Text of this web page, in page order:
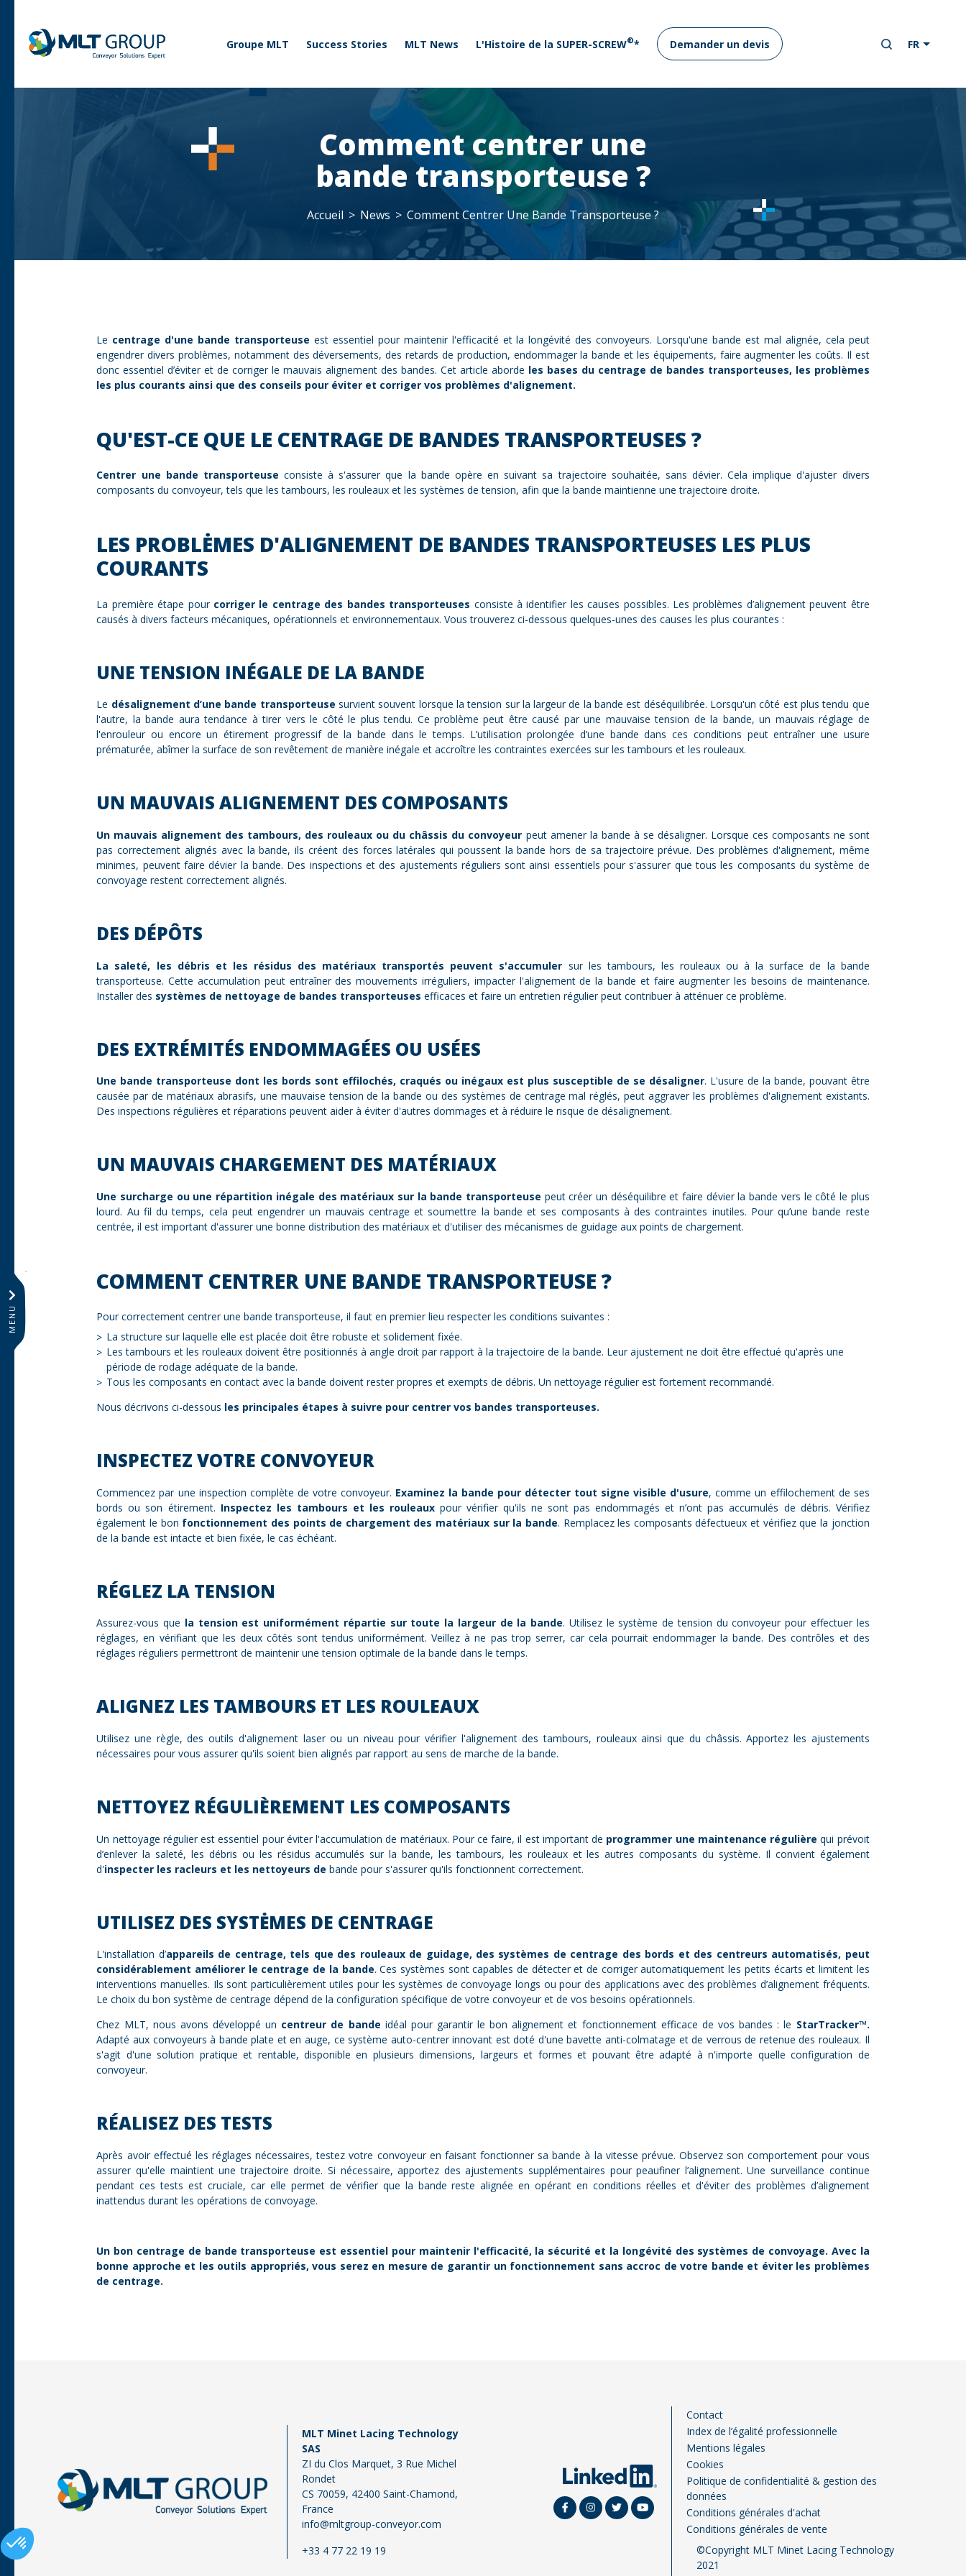
FR
Groupe MLT Success Stories MLT News L'Histoire de la SUPER-SCREW®* Demander un devis
MENU
Comment centrer une
bande transporteuse ?
Accueil News Comment Centrer Une Bande Transporteuse ?
Le centrage d'une bande transporteuse est essentiel pour maintenir l'efficacité et la longévité des convoyeurs. Lorsqu'une bande est mal alignée, cela peut
engendrer divers problèmes, notamment des déversements, des retards de production, endommager la bande et les équipements, faire augmenter les coûts. Il est
donc essentiel d’éviter et de corriger le mauvais alignement des bandes. Cet article aborde les bases du centrage de bandes transporteuses, les problèmes
les plus courants ainsi que des conseils pour éviter et corriger vos problèmes d'alignement.
QU'EST-CE QUE LE CENTRAGE DE BANDES TRANSPORTEUSES ?
Centrer une bande transporteuse consiste à s'assurer que la bande opère en suivant sa trajectoire souhaitée, sans dévier. Cela implique d'ajuster divers
composants du convoyeur, tels que les tambours, les rouleaux et les systèmes de tension, afin que la bande maintienne une trajectoire droite.
LES PROBLĖMES D'ALIGNEMENT DE BANDES TRANSPORTEUSES LES PLUS
COURANTS
La première étape pour corriger le centrage des bandes transporteuses consiste à identifier les causes possibles. Les problèmes d’alignement peuvent être
causés à divers facteurs mécaniques, opérationnels et environnementaux. Vous trouverez ci-dessous quelques-unes des causes les plus courantes :
UNE TENSION INÉGALE DE LA BANDE
Le désalignement d’une bande transporteuse survient souvent lorsque la tension sur la largeur de la bande est déséquilibrée. Lorsqu'un côté est plus tendu que
l'autre, la bande aura tendance à tirer vers le côté le plus tendu. Ce problème peut être causé par une mauvaise tension de la bande, un mauvais réglage de
l'enrouleur ou encore un étirement progressif de la bande dans le temps. L’utilisation prolongée d’une bande dans ces conditions peut entraîner une usure
prématurée, abîmer la surface de son revêtement de manière inégale et accroître les contraintes exercées sur les tambours et les rouleaux.
UN MAUVAIS ALIGNEMENT DES COMPOSANTS
Un mauvais alignement des tambours, des rouleaux ou du châssis du convoyeur peut amener la bande à se désaligner. Lorsque ces composants ne sont
pas correctement alignés avec la bande, ils créent des forces latérales qui poussent la bande hors de sa trajectoire prévue. Des problèmes d'alignement, même
minimes, peuvent faire dévier la bande. Des inspections et des ajustements réguliers sont ainsi essentiels pour s'assurer que tous les composants du système de
convoyage restent correctement alignés.
DES DÉPÔTS
La saleté, les débris et les résidus des matériaux transportés peuvent s'accumuler sur les tambours, les rouleaux ou à la surface de la bande
transporteuse. Cette accumulation peut entraîner des mouvements irréguliers, impacter l'alignement de la bande et faire augmenter les besoins de maintenance.
Installer des systèmes de nettoyage de bandes transporteuses efficaces et faire un entretien régulier peut contribuer à atténuer ce problème.
DES EXTRÉMITÉS ENDOMMAGÉES OU USÉES
Une bande transporteuse dont les bords sont effilochés, craqués ou inégaux est plus susceptible de se désaligner. L'usure de la bande, pouvant être
causée par de matériaux abrasifs, une mauvaise tension de la bande ou des systèmes de centrage mal réglés, peut aggraver les problèmes d'alignement existants.
Des inspections régulières et réparations peuvent aider à éviter d'autres dommages et à réduire le risque de désalignement.
UN MAUVAIS CHARGEMENT DES MATÉRIAUX
Une surcharge ou une répartition inégale des matériaux sur la bande transporteuse peut créer un déséquilibre et faire dévier la bande vers le côté le plus
lourd. Au fil du temps, cela peut engendrer un mauvais centrage et soumettre la bande et ses composants à des contraintes inutiles. Pour qu’une bande reste
centrée, il est important d'assurer une bonne distribution des matériaux et d'utiliser des mécanismes de guidage aux points de chargement.
COMMENT CENTRER UNE BANDE TRANSPORTEUSE ?
Pour correctement centrer une bande transporteuse, il faut en premier lieu respecter les conditions suivantes :
La structure sur laquelle elle est placée doit être robuste et solidement fixée.
Les tambours et les rouleaux doivent être positionnés à angle droit par rapport à la trajectoire de la bande. Leur ajustement ne doit être effectué qu'après une
période de rodage adéquate de la bande.
Tous les composants en contact avec la bande doivent rester propres et exempts de débris. Un nettoyage régulier est fortement recommandé.
Nous décrivons ci-dessous les principales étapes à suivre pour centrer vos bandes transporteuses.
INSPECTEZ VOTRE CONVOYEUR
Commencez par une inspection complète de votre convoyeur. Examinez la bande pour détecter tout signe visible d'usure, comme un effilochement de ses
bords ou son étirement. Inspectez les tambours et les rouleauxpour vérifier qu'ils ne sont pas endommagés et n’ont pas accumulés de débris. Vérifiez
également le bon fonctionnement des points de chargement des matériaux sur la bande. Remplacez les composants défectueux et vérifiez que la jonction
de la bande est intacte et bien fixée, le cas échéant.
RÉGLEZ LA TENSION
Assurez-vous que la tension est uniformément répartie sur toute la largeur de la bande. Utilisez le système de tension du convoyeur pour effectuer les
réglages, en vérifiant que les deux côtés sont tendus uniformément. Veillez à ne pas trop serrer, car cela pourrait endommager la bande. Des contrôles et des
réglages réguliers permettront de maintenir une tension optimale de la bande dans le temps.
ALIGNEZ LES TAMBOURS ET LES ROULEAUX
Utilisez une règle, des outils d'alignement laser ou un niveau pour vérifier l'alignement des tambours, rouleaux ainsi que du châssis. Apportez les ajustements
nécessaires pour vous assurer qu'ils soient bien alignés par rapport au sens de marche de la bande.
NETTOYEZ RÉGULIÈREMENT LES COMPOSANTS
Un nettoyage régulier est essentiel pour éviter l'accumulation de matériaux. Pour ce faire, il est important de programmer une maintenance régulière qui prévoit
d’enlever la saleté, les débris ou les résidus accumulés sur la bande, les tambours, les rouleaux et les autres composants du système. Il convient également
d'inspecter les racleurs et les nettoyeurs debande pour s'assurer qu'ils fonctionnent correctement.
UTILISEZ DES SYSTĖMES DE CENTRAGE
L'installation d’appareils de centrage, tels que des rouleaux de guidage, des systèmes de centrage des bords et des centreurs automatisés, peut
considérablement améliorer le centrage de la bande. Ces systèmes sont capables de détecter et de corriger automatiquement les petits écarts et limitent les
interventions manuelles. Ils sont particulièrement utiles pour les systèmes de convoyage longs ou pour des applications avec des problèmes d’alignement fréquents.
Le choix du bon système de centrage dépend de la configuration spécifique de votre convoyeur et de vos besoins opérationnels.
Chez MLT, nous avons développé un centreur de bande idéal pour garantir le bon alignement et fonctionnement efficace de vos bandes : le StarTracker™.
Adapté aux convoyeurs à bande plate et en auge, ce système auto-centrer innovant est doté d'une bavette anti-colmatage et de verrous de retenue des rouleaux. Il
s'agit d'une solution pratique et rentable, disponible en plusieurs dimensions, largeurs et formes et pouvant être adapté à n'importe quelle configuration de
convoyeur.
RÉALISEZ DES TESTS
Après avoir effectué les réglages nécessaires, testez votre convoyeur en faisant fonctionner sa bande à la vitesse prévue. Observez son comportement pour vous
assurer qu'elle maintient une trajectoire droite. Si nécessaire, apportez des ajustements supplémentaires pour peaufiner l’alignement. Une surveillance continue
pendant ces tests est cruciale, car elle permet de vérifier que la bande reste alignée en opérant en conditions réelles et d'éviter des problèmes d’alignement
inattendus durant les opérations de convoyage.
Un bon centrage de bande transporteuse est essentiel pour maintenir l'efficacité, la sécurité et la longévité des systèmes de convoyage. Avec la
bonne approche et les outils appropriés, vous serez en mesure de garantir un fonctionnement sans accroc de votre bande et éviter les problèmes
de centrage.
MLT Minet Lacing Technology
SAS
ZI du Clos Marquet, 3 Rue Michel
Rondet
CS 70059, 42400 Saint-Chamond,
France
info@mltgroup-conveyor.com
+33 4 77 22 19 19
Pied de page FR
Contact
Index de l’égalité professionnelle
Mentions légales
Cookies
Politique de confidentialité & gestion des
données
Conditions générales d'achat
Conditions générales de vente
©Copyright MLT Minet Lacing Technology
2021